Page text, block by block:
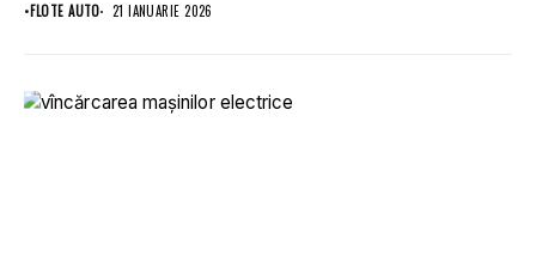
•FLOTE AUTO 21 IANUARIE 2026